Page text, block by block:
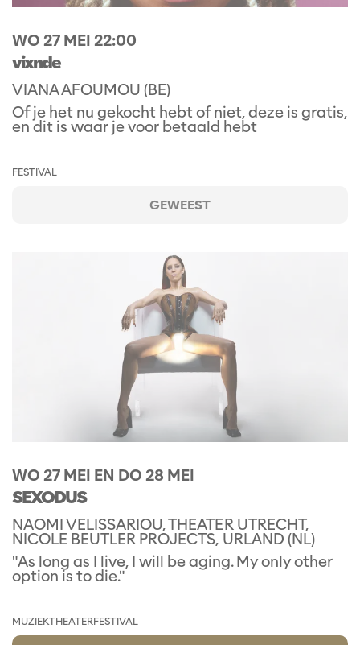
vixnde
VIANA AFOUMOU (BE)
WO 27 MEI 22:00
Of je het nu gekocht hebt of niet, deze is gratis,
en dit is waar je voor betaald hebt
FESTIVAL
GEWEEST
SEXODUS
NAOMI VELISSARIOU, THEATER UTRECHT,
NICOLE BEUTLER PROJECTS, URLAND (NL)
WO 27 MEI EN DO 28 MEI
"As long as I live, I will be aging. My only other
option is to die."
MUZIEKTHEATERFESTIVAL